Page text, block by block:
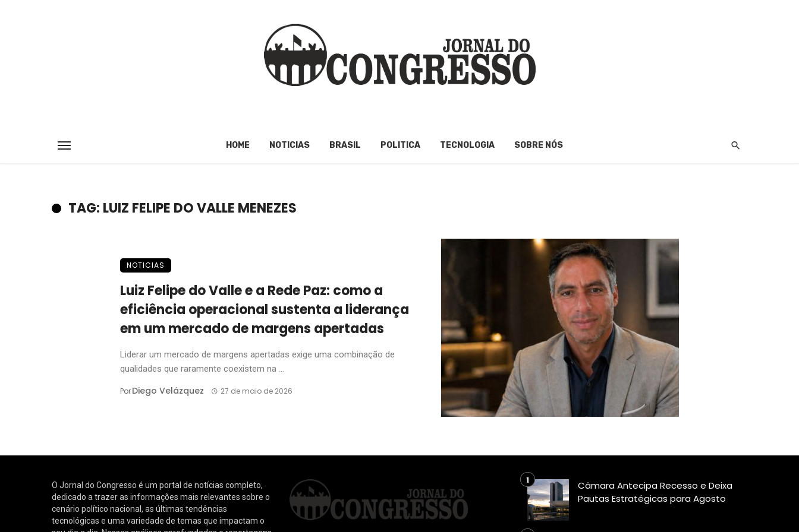
HOME NOTICIAS BRASIL POLITICA TECNOLOGIA SOBRE NÓS
TAG: LUIZ FELIPE DO VALLE MENEZES
NOTICIAS
Luiz Felipe do Valle e a Rede Paz: como a
eficiência operacional sustenta a liderança
em um mercado de margens apertadas
Liderar um mercado de margens apertadas exige uma combinação de
qualidades que raramente coexistem na ...
PorDiego Velázquez 27 de maio de 2026
O Jornal do Congresso é um portal de notícias completo,
dedicado a trazer as informações mais relevantes sobre o
cenário político nacional, as últimas tendências
tecnológicas e uma variedade de temas que impactam o
Câmara Antecipa Recesso e Deixa
Pautas Estratégicas para Agosto